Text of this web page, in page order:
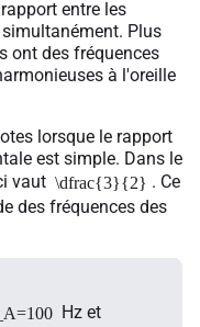
entre les
Plus
ont des fréquences
à l'oreille
lorsque le rapport
est simple. Dans le
vaut \dfrac{3}{2} . Ce
des fréquences des
Hz et